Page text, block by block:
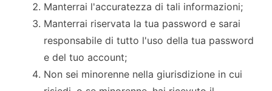
Manterrai l'accuratezza di tali informazioni;
Manterrai riservata la tua password e sarai
responsabile di tutto l'uso della tua password
e del tuo account;
Non sei minorenne nella giurisdizione in cui